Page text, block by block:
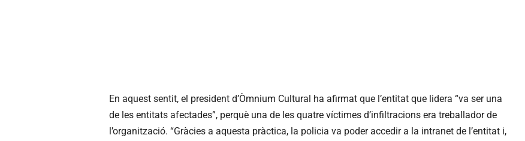
En aquest sentit, el president d’Òmnium Cultural ha afirmat que l’entitat que lidera “va ser una
de les entitats afectades”, perquè una de les quatre víctimes d’infiltracions era treballador de
l’organització. “Gràcies a aquesta pràctica, la policia va poder accedir a la intranet de l’entitat i,